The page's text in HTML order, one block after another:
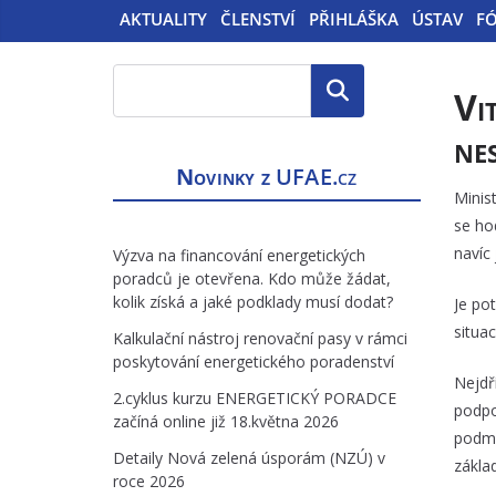
AKTUALITY ČLENSTVÍ PŘIHLÁŠKA ÚSTAV
se
navíc
Je
Hledat
Novinky z UFAE.cz
Výzva na financování energetických
poradců je otevřena. Kdo může žádat,
kolik získá a jaké podklady musí dodat?
Kalkulační nástroj renovační pasy v rámci
poskytování energetického poradenství
2.cyklus kurzu ENERGETICKÝ PORADCE
začíná online již 18.května 2026
Detaily Nová zelená úsporám (NZÚ) v
roce 2026